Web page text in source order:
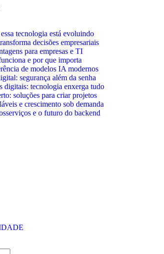
tecnologia está evoluindo
decisões empresariais
para empresas e TI
e por que importa
de modelos IA modernos
segurança além da senha
digitais: tecnologia enxerga tudo
soluções para criar projetos
e crescimento sob demanda
e o futuro do backend